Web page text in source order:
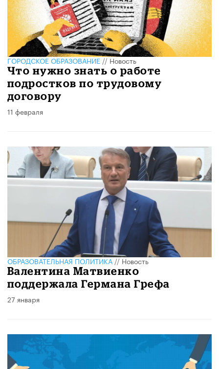
ГОРОДСКОЕ ОБРАЗОВАНИЕ//Новость
Что нужно знать о работе
подростков по трудовому
договору
11 февраля
ОБРАЗОВАТЕЛЬНАЯ ПОЛИТИКА//Новость
Валентина Матвиенко
поддержала Германа Грефа
27 января